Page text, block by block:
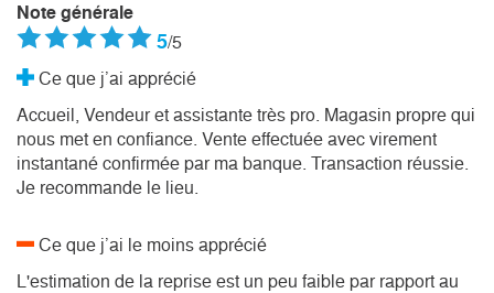
Note générale
5/5
Ce que j’ai apprécié
Accueil, Vendeur et assistante très pro. Magasin propre qui
nous met en confiance. Vente effectuée avec virement
instantané confirmée par ma banque. Transaction réussie.
Je recommande le lieu.
Ce que j’ai le moins apprécié
L'estimation de la reprise est un peu faible par rapport au